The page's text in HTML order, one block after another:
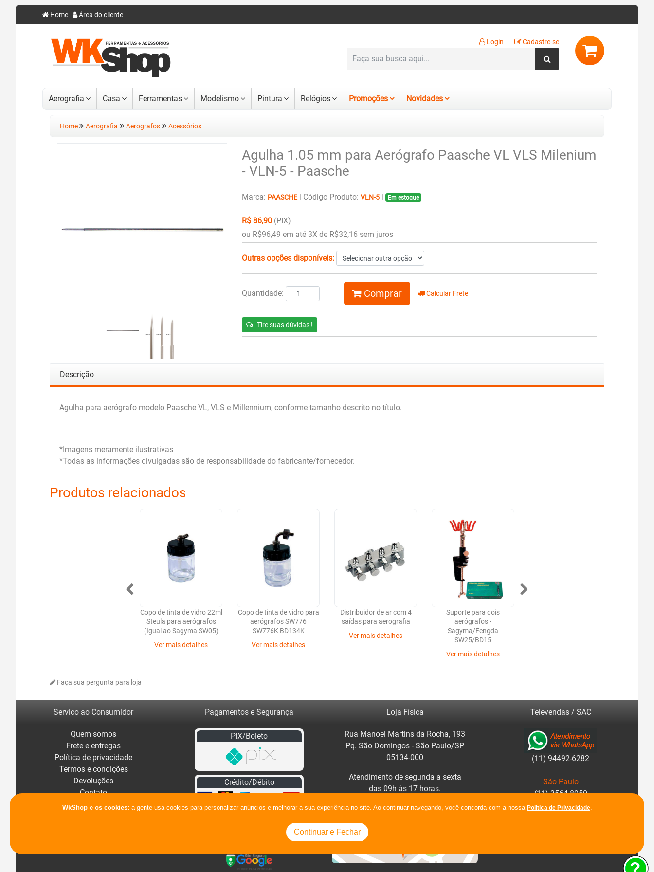
Home Área do cliente
Login | Cadastre-se
Aerografia Casa Ferramentas Modelismo Pintura Relógios Promoções Novidades
Home Aerografia Aerografos Acessórios
Agulha 1.05 mm para Aerógrafo Paasche VL VLS Milenium
- VLN-5 - Paasche
Marca: PAASCHE Código Produto: VLN-5 Em estoque
R$ 86,90 (PIX)
ou R$96,49 em até 3X de R$32,16 sem juros
Outras opções disponíveis:
Quantidade: Comprar Calcular Frete
Tire suas dúvidas !
Descrição
Agulha para aerógrafo modelo Paasche VL, VLS e Millennium, conforme tamanho descrito no título.
*Imagens meramente ilustrativas
*Todas as informações divulgadas são de responsabilidade do fabricante/fornecedor.
Produtos relacionados
Copo de tinta de vidro 22ml
Steula para aerógrafos
(Igual ao Sagyma SW05)
Ver mais detalhes
Copo de tinta de vidro para
aerógrafos SW776
SW776K BD134K
Ver mais detalhes
Distribuidor de ar com 4
saídas para aerografia
Ver mais detalhes
Suporte para dois
aerógrafos -
Sagyma/Fengda
SW25/BD15
Ver mais detalhes
Faça sua pergunta para loja
WkShop e os cookies: a gente usa cookies para personalizar anúncios e melhorar a sua experiência no site. Ao continuar navegando, você concorda com a nossa Politica de Privacidade.
Continuar e Fechar
Serviço ao Consumidor
Quem somos
Frete e entregas
Política de privacidade
Termos e condições
Devoluções
Contato
Pagamentos e Segurança
PIX/Boleto
Crédito/Débito
Loja Física
Rua Manoel Martins da Rocha, 193
Pq. São Domingos - São Paulo/SP
05134-000
Atendimento de segunda a sexta
das 09h às 17 horas.
Clique no mapa para traçar rotas.
Televendas / SAC
(11) 94492-6282
São Paulo
(11) 3564-8950